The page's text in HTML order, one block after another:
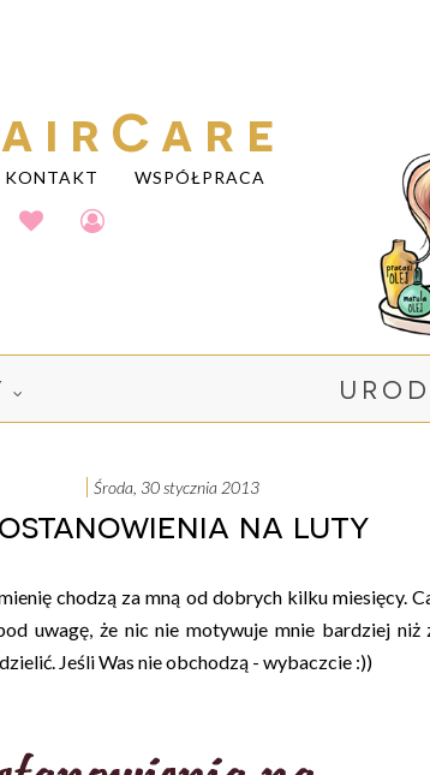
KONTAKT WSPÓŁPRACA
środa, 30 stycznia 2013
na luty
chodzą za mną od dobrych kilku miesięcy.
uwagę, że nic nie motywuje mnie bardziej niż
Jeśli Was nie obchodzą - wybaczcie :))